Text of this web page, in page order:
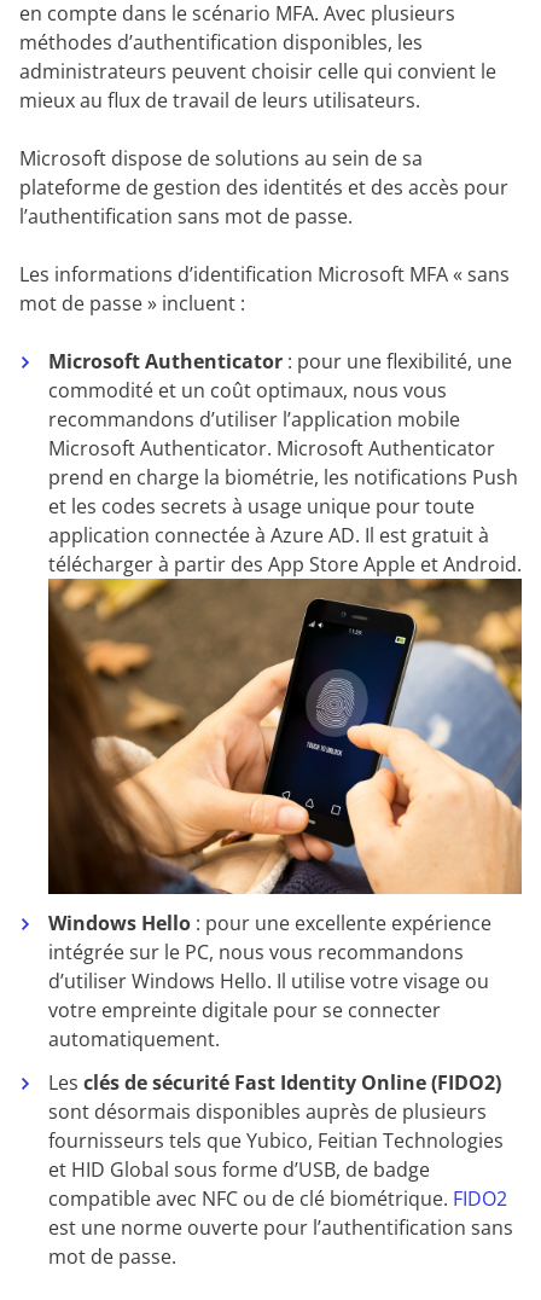
en compte dans le scénario MFA. Avec plusieurs
méthodes d’authentification disponibles, les
administrateurs peuvent choisir celle qui convient le
mieux au flux de travail de leurs utilisateurs.
Microsoft dispose de solutions au sein de sa
plateforme de gestion des identités et des accès pour
l’authentification sans mot de passe.
Les informations d’identification Microsoft MFA « sans
mot de passe » incluent :
Microsoft Authenticator : pour une flexibilité, une
commodité et un coût optimaux, nous vous
recommandons d’utiliser l’application mobile
Microsoft Authenticator. Microsoft Authenticator
prend en charge la biométrie, les notifications Push
et les codes secrets à usage unique pour toute
application connectée à Azure AD. Il est gratuit à
télécharger à partir des App Store Apple et Android.
Windows Hello : pour une excellente expérience
intégrée sur le PC, nous vous recommandons
d’utiliser Windows Hello. Il utilise votre visage ou
votre empreinte digitale pour se connecter
automatiquement.
Les clés de sécurité Fast Identity Online (FIDO2)
sont désormais disponibles auprès de plusieurs
fournisseurs tels que Yubico, Feitian Technologies
et HID Global sous forme d’USB, de badge
compatible avec NFC ou de clé biométrique. FIDO2
est une norme ouverte pour l’authentification sans
mot de passe.